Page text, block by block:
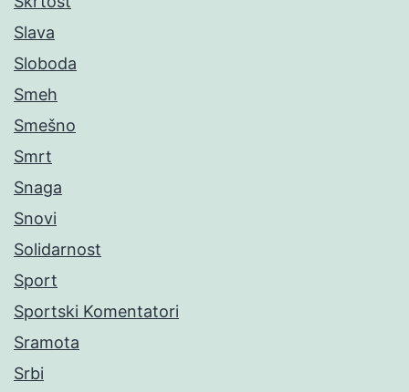
Slava
Sloboda
Smeh
Smešno
Smrt
Snaga
Snovi
Solidarnost
Sport
Sportski Komentatori
Sramota
Srbi